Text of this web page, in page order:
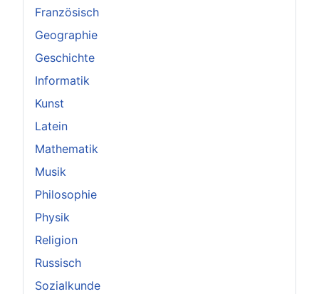
Französisch
Geographie
Geschichte
Informatik
Kunst
Latein
Mathematik
Musik
Philosophie
Physik
Religion
Russisch
Sozialkunde